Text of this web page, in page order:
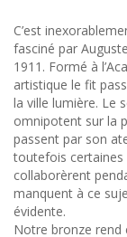
C’est
fasciné par
1911. Formé à
artistique le fit
la ville lumière. Le
omnipotent sur la
passent par son
toutefois certaines
collaborèrent
manquent à ce
évidente.
Notre bronze rend